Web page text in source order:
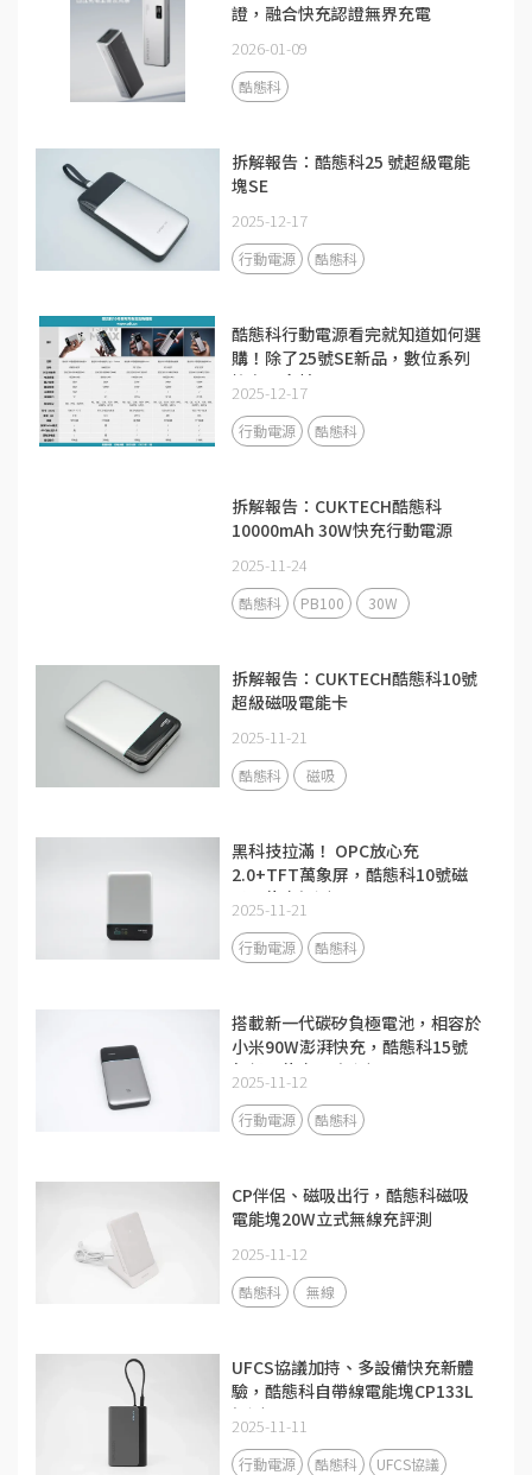
證，融合快充認證無界充電
2026-01-09
酷態科
拆解報告：酷態科25 號超級電能
塊SE
2025-12-17
行動電源 酷態科
酷態科行動電源看完就知道如何選
購！除了25號SE新品，數位系列
擁有更多精品
2025-12-17
行動電源 酷態科
拆解報告：CUKTECH酷態科
10000mAh 30W快充行動電源
2025-11-24
酷態科 PB100 30W
拆解報告：CUKTECH酷態科10號
超級磁吸電能卡
2025-11-21
酷態科 磁吸
黑科技拉滿！ OPC放心充
2.0+TFT萬象屏，酷態科10號磁
吸電能卡評測
2025-11-21
行動電源 酷態科
搭載新一代碳矽負極電池，相容於
小米90W澎湃快充，酷態科15號
超級電能卡Air評測
2025-11-12
行動電源 酷態科
CP伴侶、磁吸出行，酷態科磁吸
電能塊20W立式無線充評測
2025-11-12
酷態科 無線
UFCS協議加持、多設備快充新體
驗，酷態科自帶線電能塊CP133L
評測
2025-11-11
行動電源 酷態科 UFCS協議